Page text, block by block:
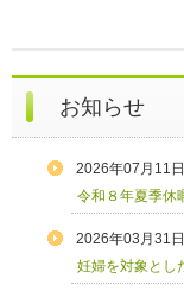
お知らせ
2026年07月11日
令和８年夏季休
2026年03月31日
妊婦を対象とし